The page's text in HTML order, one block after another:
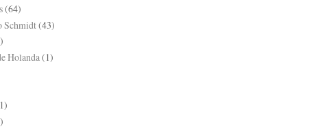
(64)
Schmidt(43)
Holanda (1)